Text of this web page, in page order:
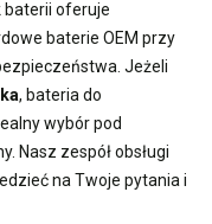
baterii oferuje
baterie OEM przy
Jeżeli
, bateria do
wybór pod
Nasz zespół obsługi
na Twoje pytania i